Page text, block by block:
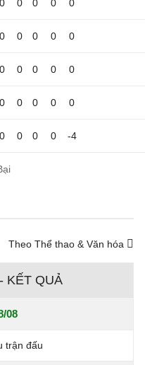
0 0 0 0 0
0 0 0 0 0
0 0 0 0 0
0 0 0 0 0
0 0 0 0 -4
Theo Thể thao & Văn hóa
KẾT QUẢ
08
trận đấu